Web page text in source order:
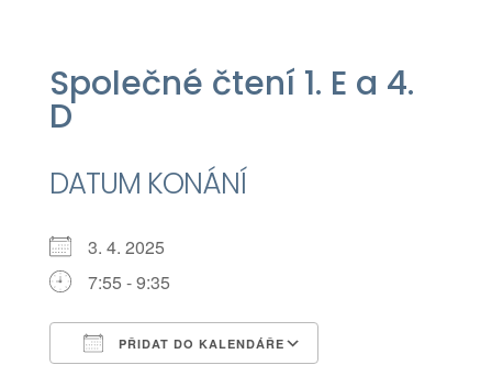
Společné čtení 1. E a 4.
D
DATUM KONÁNÍ
3. 4. 2025
7:55 - 9:35
PŘIDAT DO KALENDÁŘE